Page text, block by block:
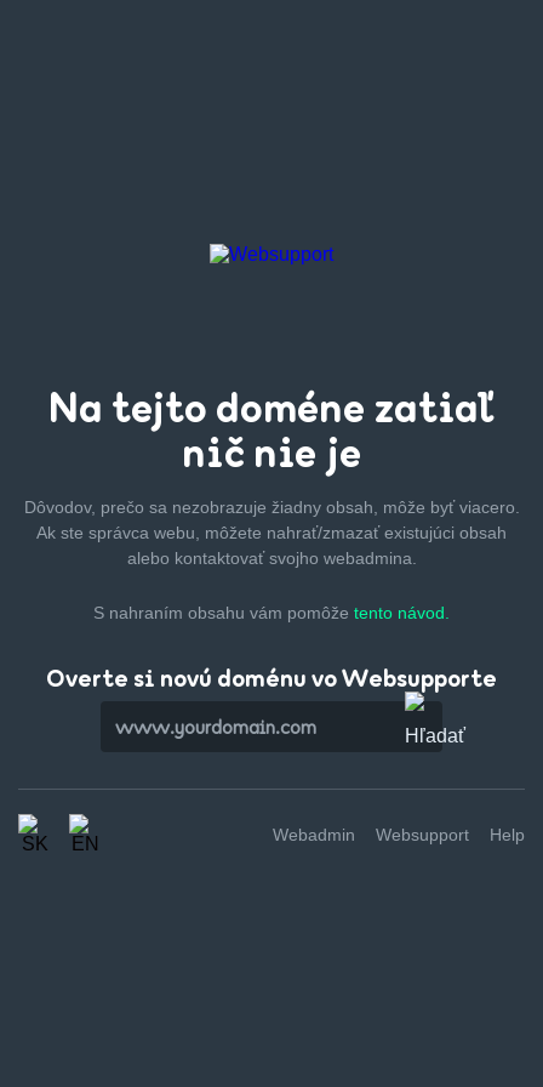
Na tejto doméne zatiaľ
nič nie je
Dôvodov, prečo sa nezobrazuje žiadny obsah, môže byťviacero.
Ak ste správca webu, môžete nahrať/zmazaťexistujúci obsah
alebo kontaktovať svojho webadmina.
S nahraním obsahu vám pomôže tento návod.
Overte si novú doménu vo Websupporte
Webadmin Websupport Help